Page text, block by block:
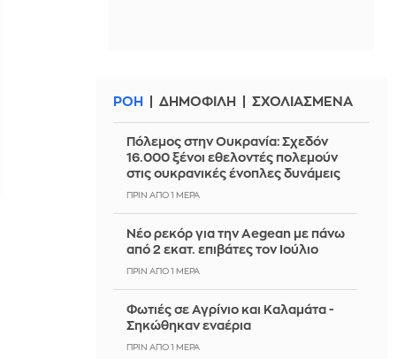
ΡΟΗ ΔΗΜΟΦΙΛΗ ΣΧΟΛΙΑΣΜΕΝΑ
Πόλεμος στην Ουκρανία: Σχεδόν
16.000 ξένοι εθελοντές πολεμούν
στις ουκρανικές ένοπλες δυνάμεις
ΠΡΙΝ ΑΠΌ 1 ΜΈΡΑ
Νέο ρεκόρ για την Aegean με πάνω
από 2 εκατ. επιβάτες τον Ιούλιο
ΠΡΙΝ ΑΠΌ 1 ΜΈΡΑ
Φωτιές σε Αγρίνιο και Καλαμάτα -
Σηκώθηκαν εναέρια
ΠΡΙΝ ΑΠΌ 1 ΜΈΡΑ